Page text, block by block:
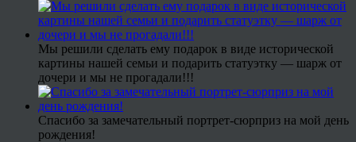
Мы решили сделать ему подарок в виде исторической
картины нашей семьи и подарить статуэтку — шарж от
дочери и мы не прогадали!!!
Спасибо за замечательный портрет-сюрприз на мой день
рождения!